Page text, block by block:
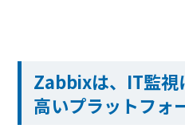
Zabbixは、IT監視
高いプラットフォ